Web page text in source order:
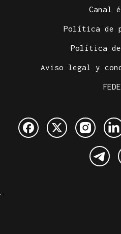
Canal
Política de
Política
Aviso legal y